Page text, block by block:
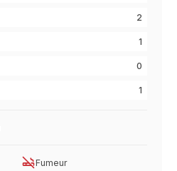
2
1
0
1
Fumeur